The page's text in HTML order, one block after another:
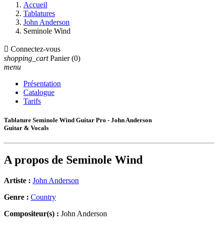
Accueil
Tablatures
John Anderson
Seminole Wind
 Connectez-vous
shopping_cart Panier (0)
menu
Présentation
Catalogue
Tarifs
Tablature Seminole Wind Guitar Pro - John Anderson
Guitar & Vocals
A propos de Seminole Wind
Artiste : John Anderson
Genre : Country
Compositeur(s) : John Anderson